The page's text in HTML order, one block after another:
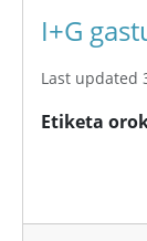
I+G
Last updated
Etiketa